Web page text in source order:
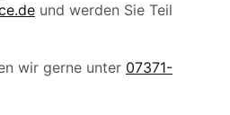
und werden Sie Teil
wir gerne unter 07371-